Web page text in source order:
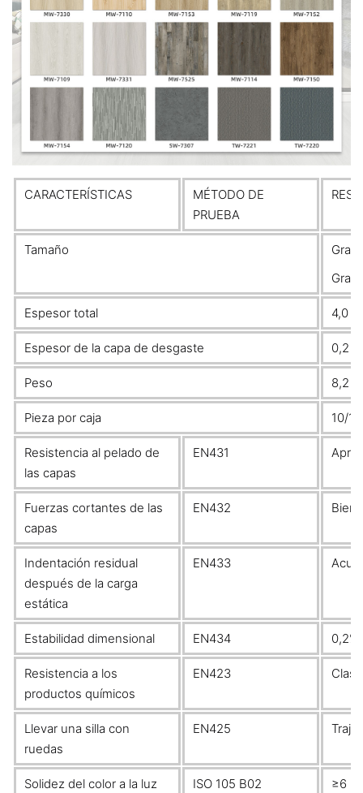
CARACTERÍSTICAS
MÉTODO DE
PRUEBA
Tamaño
Espesor total 4,0
Espesor de la capa de desgaste 0,2
Peso 8,2
Pieza por caja 10/
Resistencia al pelado de
las capas
EN431
Fuerzas cortantes de las
capas
EN432 Bien
Indentación residual
después de la carga
estática
EN433
Estabilidad dimensional EN434 0,2%
Resistencia a los
productos químicos
EN423
Llevar una silla con
ruedas
EN425 Traje
Solidez del color a la luz ISO 105 B02 ≥6